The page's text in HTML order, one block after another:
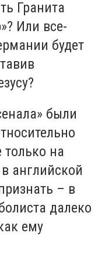
Гранита
Или все-
будет
были
на
английской
– в
далеко
ему